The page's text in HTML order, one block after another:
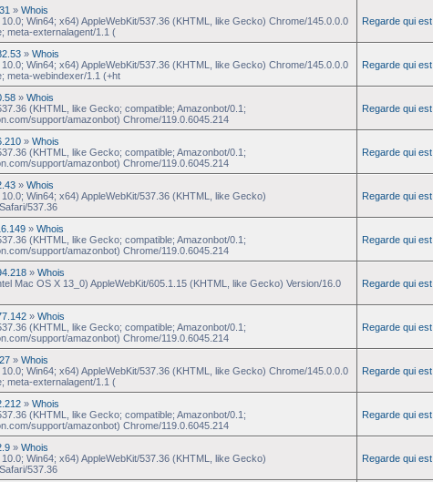
» Whois
Win64; x64) AppleWebKit/537.36 (KHTML, like Gecko) Chrome/145.0.0.0
meta-externalagent/1.1 (
Regarde qui
» Whois
Win64; x64) AppleWebKit/537.36 (KHTML, like Gecko) Chrome/145.0.0.0
meta-webindexer/1.1 (+ht
Regarde qui
» Whois
(KHTML, like Gecko; compatible; Amazonbot/0.1;
support/amazonbot) Chrome/119.0.6045.214
Regarde qui
» Whois
(KHTML, like Gecko; compatible; Amazonbot/0.1;
support/amazonbot) Chrome/119.0.6045.214
Regarde qui
» Whois
Win64; x64) AppleWebKit/537.36 (KHTML, like Gecko)
537.36
Regarde qui
» Whois
(KHTML, like Gecko; compatible; Amazonbot/0.1;
support/amazonbot) Chrome/119.0.6045.214
Regarde qui
» Whois
Mac OS X 13_0) AppleWebKit/605.1.15 (KHTML, like Gecko) Version/16.0
Regarde qui
» Whois
(KHTML, like Gecko; compatible; Amazonbot/0.1;
support/amazonbot) Chrome/119.0.6045.214
Regarde qui
» Whois
Win64; x64) AppleWebKit/537.36 (KHTML, like Gecko) Chrome/145.0.0.0
meta-externalagent/1.1 (
Regarde qui
» Whois
(KHTML, like Gecko; compatible; Amazonbot/0.1;
support/amazonbot) Chrome/119.0.6045.214
Regarde qui
» Whois
Win64; x64) AppleWebKit/537.36 (KHTML, like Gecko)
537.36
Regarde qui